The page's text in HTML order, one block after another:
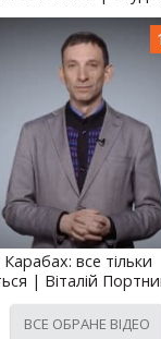
все тільки
| Віталій
ВСЕ ОБРАНЕ ВІДЕО